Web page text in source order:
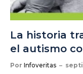
La historia
el autismo
Por Infoveritas